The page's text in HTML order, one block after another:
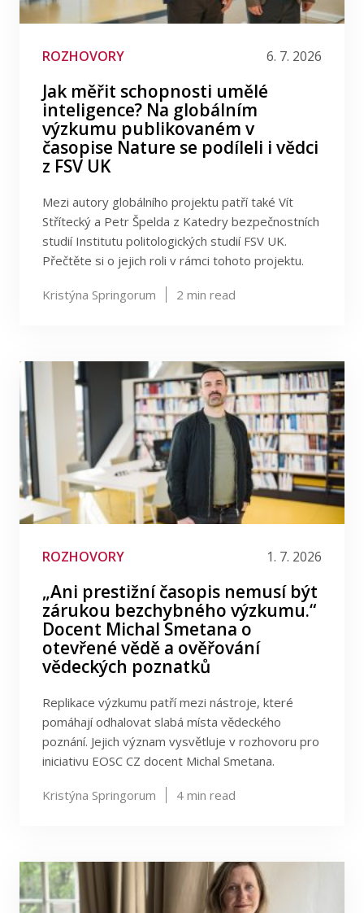
Lidé
Kontakt
FSV UK
ROZHOVORY 6. 7. 2026
Jak měřit schopnosti umělé
inteligence? Na globálním
výzkumu publikovaném v
časopise Nature se podíleli i vědci
z FSV UK
Mezi autory globálního projektu patří také Vít
Střítecký a Petr Špelda z Katedry bezpečnostních
studií Institutu politologických studií FSV UK.
Přečtěte si o jejich roli v rámci tohoto projektu.
Kristýna Springorum 2 min read
ROZHOVORY 1. 7. 2026
„Ani prestižní časopis nemusí být
zárukou bezchybného výzkumu.“
Docent Michal Smetana o
otevřené vědě a ověřování
vědeckých poznatků
Replikace výzkumu patří mezi nástroje, které
pomáhají odhalovat slabá místa vědeckého
poznání. Jejich význam vysvětluje v rozhovoru pro
iniciativu EOSC CZ docent Michal Smetana.
Kristýna Springorum 4 min read
Události
Věda na FSV UK
Filtrovat podle data
Filtrovat podle tagu